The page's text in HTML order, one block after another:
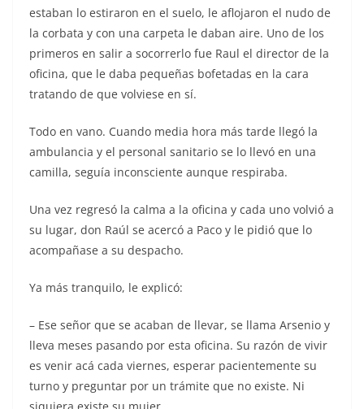
estaban lo estiraron en el suelo, le aflojaron el nudo de
la corbata y con una carpeta le daban aire. Uno de los
primeros en salir a socorrerlo fue Raul el director de la
oficina, que le daba pequeñas bofetadas en la cara
tratando de que volviese en sí.
Todo en vano. Cuando media hora más tarde llegó la
ambulancia y el personal sanitario se lo llevó en una
camilla, seguía inconsciente aunque respiraba.
Una vez regresó la calma a la oficina y cada uno volvió a
su lugar, don Raúl se acercó a Paco y le pidió que lo
acompañase a su despacho.
Ya más tranquilo, le explicó:
– Ese señor que se acaban de llevar, se llama Arsenio y
lleva meses pasando por esta oficina. Su razón de vivir
es venir acá cada viernes, esperar pacientemente su
turno y preguntar por un trámite que no existe. Ni